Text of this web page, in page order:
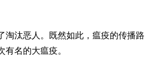
淘汰恶人。既然如此，瘟疫的传播路
名的大瘟疫。